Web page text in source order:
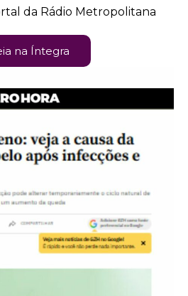
da Rádio Metropolitana
na Íntegra